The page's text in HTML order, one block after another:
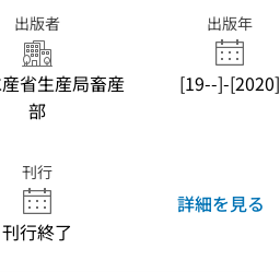
出版者
省生産局畜産
部
出版年
[19--]-[2020]
刊行
刊行終了
詳細を見る